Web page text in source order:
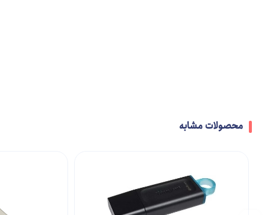
محصولات مشابه